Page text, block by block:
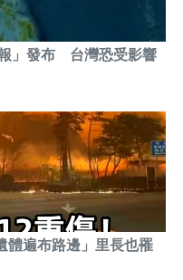
」發布 台灣恐受影響
體遍布路邊」里長也罹